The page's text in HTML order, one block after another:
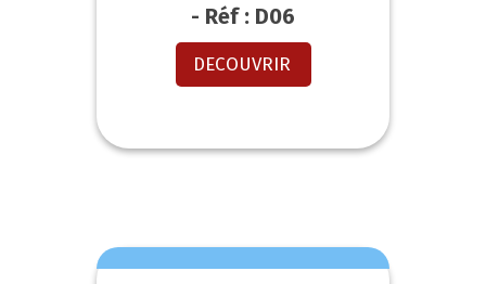
- Réf : D06
DECOUVRIR